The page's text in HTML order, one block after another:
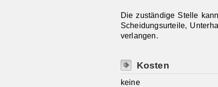
Die zuständige Stelle
Scheidungsurteile,
verlangen.
Kosten
keine